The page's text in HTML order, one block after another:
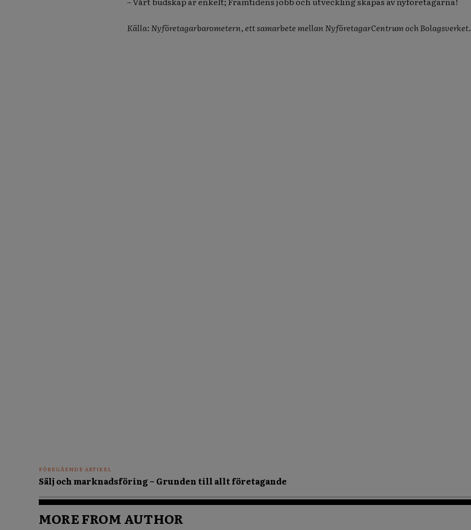
Källa: Nyföretagarbarometern, ett samarbete mellan NyföretagarCentrum och Bolagsverket.
FÖREGÅENDE ARTIKEL
Sälj och marknadsföring – Grunden till allt företagande
MORE FROM AUTHOR